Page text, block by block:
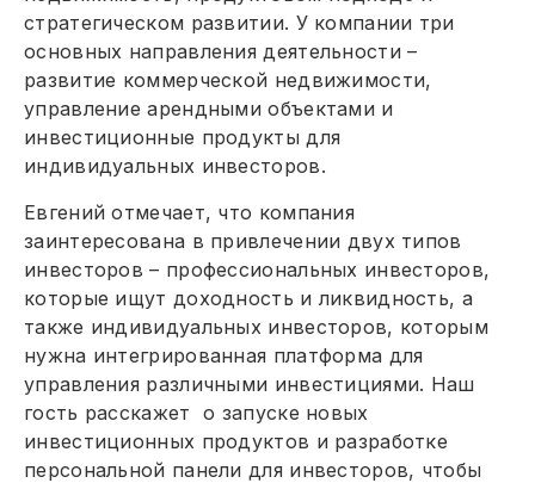
стратегическом развитии. У компании три
основных направления деятельности –
развитие коммерческой недвижимости,
управление арендными объектами и
инвестиционные продукты для
индивидуальных инвесторов.
Евгений отмечает, что компания
заинтересована в привлечении двух типов
инвесторов – профессиональных инвесторов,
которые ищут доходность и ликвидность, а
также индивидуальных инвесторов, которым
нужна интегрированная платформа для
управления различными инвестициями. Наш
гость расскажет о запуске новых
инвестиционных продуктов и разработке
персональной панели для инвесторов, чтобы